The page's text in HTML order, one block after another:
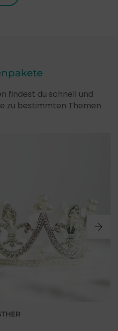
findest du schnell und
zu bestimmten Themen